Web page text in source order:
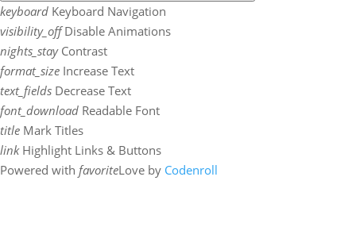
keyboard Keyboard Navigation
visibility_off Disable Animations
nights_stay Contrast
format_size Increase Text
text_fields Decrease Text
font_download Readable Font
title Mark Titles
link Highlight Links & Buttons
Powered with favoriteLove by Codenroll